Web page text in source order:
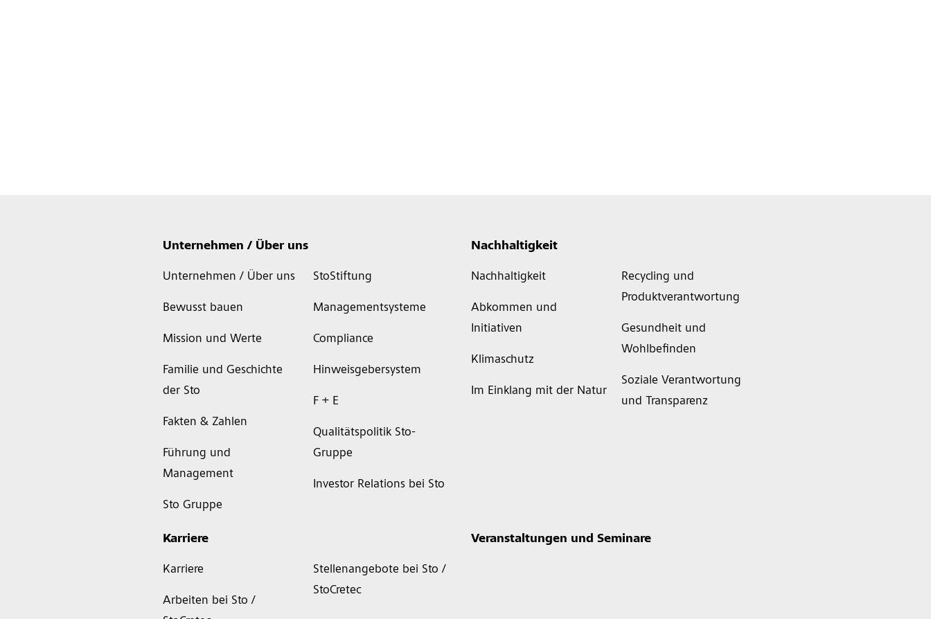
Unternehmen / Über uns
Unternehmen / Über uns
Bewusst bauen
Mission und Werte
Familie und Geschichte
der Sto
Fakten & Zahlen
Führung und
Management
Sto Gruppe
StoStiftung
Managementsysteme
Compliance
Hinweisgebersystem
F + E
Qualitätspolitik Sto-
Gruppe
Investor Relations bei Sto
Nachhaltigkeit
Nachhaltigkeit
Abkommen und
Initiativen
Klimaschutz
Im Einklang mit der Natur
Recycling und
Produktverantwortung
Gesundheit und
Wohlbefinden
Soziale Verantwortung
und Transparenz
Karriere
Karriere
Arbeiten bei Sto /
Stellenangebote bei Sto /
StoCretec
Veranstaltungen und Seminare